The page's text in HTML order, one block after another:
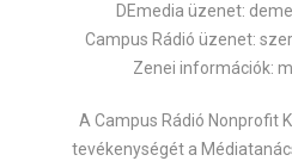
DEmedia üzenet:
Campus Rádió üzenet:
Zenei információk:
A Campus Rádió Nonprofit
tevékenységét a